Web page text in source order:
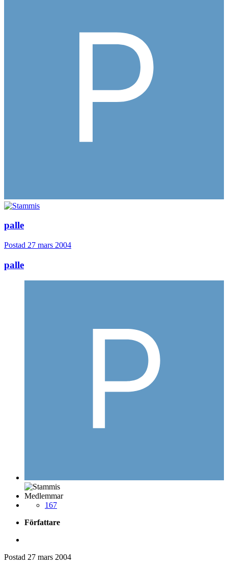
palle
Postad 27 mars 2004
palle
Medlemmar
167
Författare
Postad 27 mars 2004